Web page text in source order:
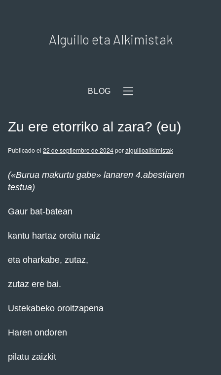
Alguillo eta Alkimistak
BLOG
Zu ere etorriko al zara? (eu)
Publicado el 22 de septiembre de 2024poralguilloallkimistak
(«Burua makurtu gabe» lanaren 4.abestiaren
testua)
Gaur bat-batean
kantu hartaz oroitu naiz
eta oharkabe, zutaz,
zutaz ere bai.
Ustekabeko oroitzapena
Haren ondoren
pilatu zaizkit